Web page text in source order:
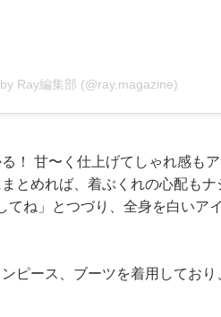
Ray編集部 (@ray.magazine)
！ 甘〜く仕上げてしゃれ感も
とめれば、着ぶくれの心配もナ
ね」とつづり、全身を白いア
ピース、ブーツを着用してお